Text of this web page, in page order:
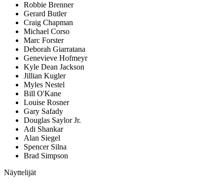
Robbie Brenner
Gerard Butler
Craig Chapman
Michael Corso
Marc Forster
Deborah Giarratana
Genevieve Hofmeyr
Kyle Dean Jackson
Jillian Kugler
Myles Nestel
Bill O'Kane
Louise Rosner
Gary Safady
Douglas Saylor Jr.
Adi Shankar
Alan Siegel
Spencer Silna
Brad Simpson
Näyttelijät